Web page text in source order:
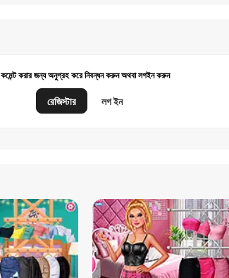
কমেন্ট করার জন্য অনুগ্রহ করে নিবন্ধন করুন অথবা লগইন করুন
রেজিস্টার লগ ইন